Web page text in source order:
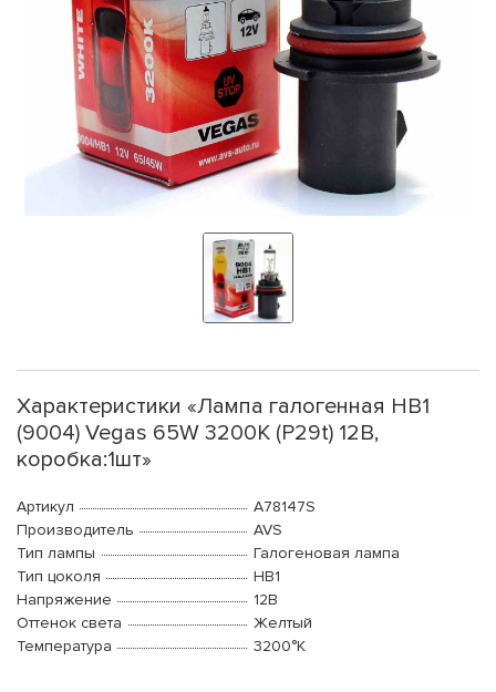
Характеристики «Лампа галогенная HB1
(9004) Vegas 65W 3200K (P29t) 12В,
коробка:1шт»
Артикул
A78147S
Производитель
AVS
Тип лампы
Галогеновая лампа
Тип цоколя
HB1
Напряжение
12В
Оттенок света
Желтый
Температура
3200°K